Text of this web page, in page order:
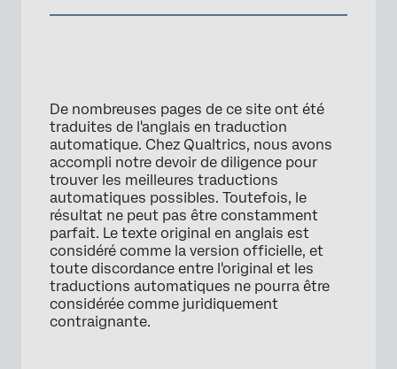
De nombreuses pages de ce site ont été
traduites de l'anglais en traduction
automatique. Chez Qualtrics, nous avons
accompli notre devoir de diligence pour
trouver les meilleures traductions
automatiques possibles. Toutefois, le
résultat ne peut pas être constamment
parfait. Le texte original en anglais est
considéré comme la version officielle, et
toute discordance entre l'original et les
traductions automatiques ne pourra être
considérée comme juridiquement
contraignante.